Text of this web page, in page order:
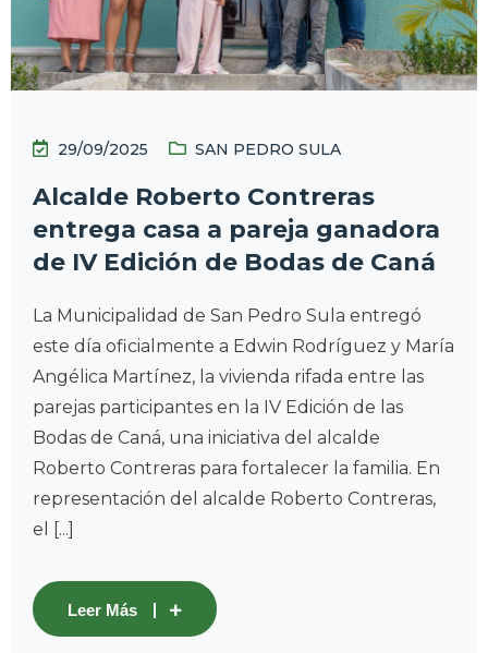
29/09/2025 SAN PEDRO SULA
Alcalde Roberto Contreras
entrega casa a pareja ganadora
de IV Edición de Bodas de Caná
La Municipalidad de San Pedro Sula entregó
este día oficialmente a Edwin Rodríguez y María
Angélica Martínez, la vivienda rifada entre las
parejas participantes en la IV Edición de las
Bodas de Caná, una iniciativa del alcalde
Roberto Contreras para fortalecer la familia. En
representación del alcalde Roberto Contreras,
el [...]
Leer Más